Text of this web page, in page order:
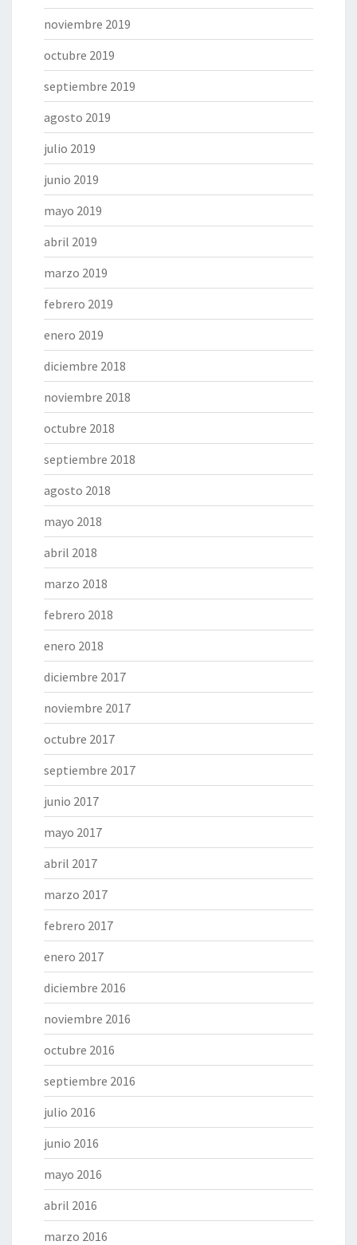
noviembre 2019
octubre 2019
septiembre 2019
agosto 2019
julio 2019
junio 2019
mayo 2019
abril 2019
marzo 2019
febrero 2019
enero 2019
diciembre 2018
noviembre 2018
octubre 2018
septiembre 2018
agosto 2018
mayo 2018
abril 2018
marzo 2018
febrero 2018
enero 2018
diciembre 2017
noviembre 2017
octubre 2017
septiembre 2017
junio 2017
mayo 2017
abril 2017
marzo 2017
febrero 2017
enero 2017
diciembre 2016
noviembre 2016
octubre 2016
septiembre 2016
julio 2016
junio 2016
mayo 2016
abril 2016
marzo 2016